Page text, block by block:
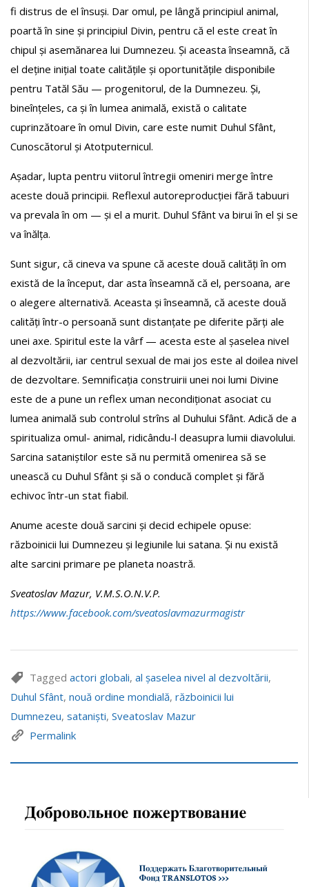
fi distrus de el însuși. Dar omul, pe lângă principiul animal,
poartă în sine și principiul Divin, pentru că el este creat în
chipul și asemănarea lui Dumnezeu. Și aceasta înseamnă, că
el deține inițial toate calitățile și oportunitățile disponibile
pentru Tatăl Său — progenitorul, de la Dumnezeu. Și,
bineînțeles, ca și în lumea animală, există o calitate
cuprinzătoare în omul Divin, care este numit Duhul Sfânt,
Cunoscătorul și Atotputernicul.
Așadar, lupta pentru viitorul întregii omeniri merge între
aceste două principii. Reflexul autoreproducției fără tabuuri
va prevala în om — și el a murit. Duhul Sfânt va birui în el și se
va înălța.
Sunt sigur, că cineva va spune că aceste două calități în om
există de la început, dar asta înseamnă că el, persoana, are
o alegere alternativă. Aceasta și înseamnă, că aceste două
calități într-o persoană sunt distanțate pe diferite părți ale
unei axe. Spiritul este la vârf — acesta este al șaselea nivel
al dezvoltării, iar centrul sexual de mai jos este al doilea nivel
de dezvoltare. Semnificația construirii unei noi lumi Divine
este de a pune un reflex uman necondiționat asociat cu
lumea animală sub controlul strîns al Duhului Sfânt. Adică de a
spiritualiza omul- animal, ridicându-l deasupra lumii diavolului.
Sarcina sataniștilor este să nu permită omenirea să se
unească cu Duhul Sfânt și să o conducă complet și fără
echivoc într-un stat fiabil.
Anume aceste două sarcini și decid echipele opuse:
războinicii lui Dumnezeu și legiunile lui satana. Și nu există
alte sarcini primare pe planeta noastră.
Sveatoslav Mazur, V.M.S.O.N.V.P.
https://www.facebook.com/sveatoslavmazurmagistr
Tagged actori globali, al șaselea nivel al dezvoltării,
Duhul Sfânt, nouă ordine mondială, războinicii lui
Dumnezeu, sataniști, Sveatoslav Mazur
Permalink